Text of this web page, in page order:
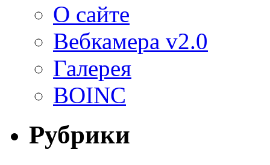
О сайте
Вебкамера v2.0
Галерея
BOINC
Рубрики